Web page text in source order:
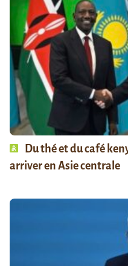
Du thé et du café
arriver en Asie centrale